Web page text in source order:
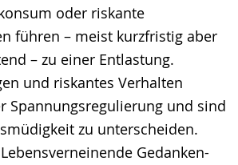
oder riskante
führen – meist kurzfristig aber
– zu einer Entlastung.
und riskantes Verhalten
Spannungsregulierung und sind
zu unterscheiden.
Gedanken-